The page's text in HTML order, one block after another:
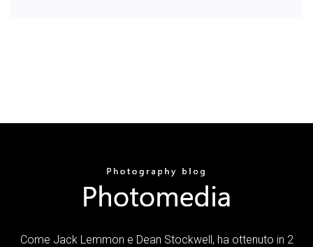
Come Jack Lemmon e Dean Stockwell, ha ottenuto in 2